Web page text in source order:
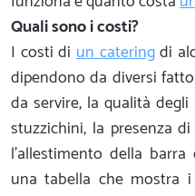
Quali sono i costi?
I costi di un cateringdi
dipendono da diversi
da servire, la qualità
stuzzichini, la presenza
l'allestimento della
una tabella che mostra